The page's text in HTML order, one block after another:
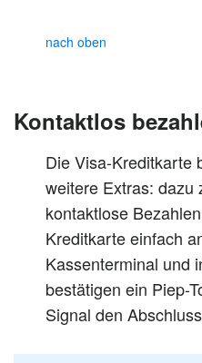
nach oben
Kontaktlos
Die Visa-Kreditkarte
weitere Extras: dazu
kontaktlose
Kreditkarte einfach
Kassenterminal und
bestätigen ein Piep-
Signal den